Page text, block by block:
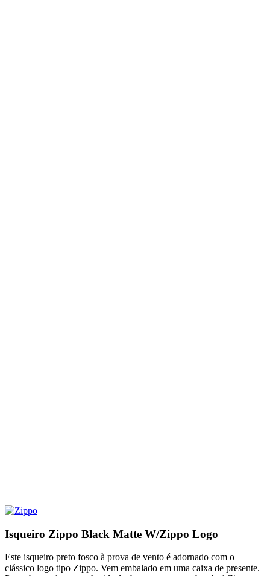
Isqueiro Zippo Black Matte W/Zippo Logo
Este isqueiro preto fosco à prova de vento é adornado com o
clássico logo tipo Zippo. Vem embalado em uma caixa de presente.